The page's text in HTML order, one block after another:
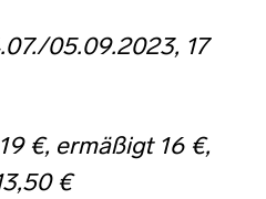
05.09.2023, 17
19 €, ermäßigt 16 €,
€